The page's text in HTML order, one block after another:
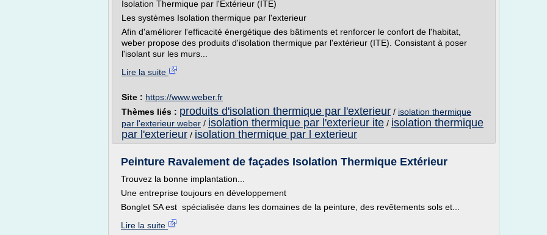
Isolation Thermique par l'Extérieur (ITE)
Les systèmes Isolation thermique par l'exterieur
Afin d'améliorer l'efficacité énergétique des bâtiments et renforcer le confort de l'habitat,
weber propose des produits d'isolation thermique par l'extérieur (ITE). Consistant à poser
l'isolant sur les murs...
Lire la suite
Site : https://www.weber.fr
Thèmes liés : produits d'isolation thermique par l'exterieur / isolation thermique
par l'exterieur weber / isolation thermique par l'exterieur ite / isolation thermique
par l'exterieur / isolation thermique par l exterieur
Peinture Ravalement de façades Isolation Thermique Extérieur
Trouvez la bonne implantation...
Une entreprise toujours en développement
Bonglet SA est spécialisée dans les domaines de la peinture, des revêtements sols et...
Lire la suite